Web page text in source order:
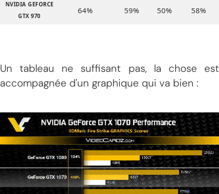
NVIDIA GEFORCE
GTX 970
64% 59% 50% 58%
Un tableau ne suffisant pas, la chose est
accompagnée d'un graphique qui va bien :